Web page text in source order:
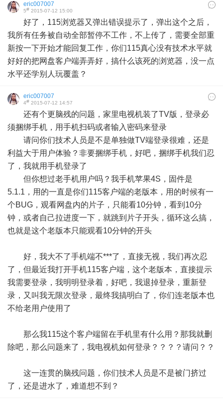
eric007007
5# 2015-07-12 15:00
好了，115浏览器又弹出错误提示了，弹出这个之后，
我所有任务被自动全部暂停不工作，不上传了，需要全部重
新按一下开始才能回复工作，你们115真心没有技术水平就
好好的把网盘客户端弄弄好，搞什么该死的浏览器，没一点
水平还学别人玩覆盖？
eric007007
4# 2015-07-12 14:57
还有个更脑残的问题，家里电视机装了TV版，登录必
须捆绑手机，用手机扫码或者输入密码来登录
请问你们技术人员是不是单独做TV端登录很难，还是
利益大于用户体验？非要捆绑手机，好吧，捆绑手机我们忍
了，我就用手机登录了
但你想过老手机用户吗？我手机苹果4S，固件是
5.1.1，用的一直是你们115客户端的老版本，用的时候有一
个BUG，观看网盘内的片子，只能看10分钟，看到10分
钟，或者自己拉进度一下，就跳到片子开头，循环这么搞，
也就是这个老版本只能观看10分钟的开头
好，我大不了手机端不***了，直接无视，我们再次忍
了，但最近我打开手机115客户端，这个老版本，直接提示
我需要登录，我明明登录着，好吧，我退掉登录，重新登
录，又叫我无限次登录，最终我搞明白了，你们连老版本也
不给老用户使用了
那么我115这个客户端留在手机里有什么用？那我就删
除吧，那么问题来了，我电视机如何登录？？？？请问？？
这一连贯的脑残问题，你们技术人员是不是被门挤过
了，还是进水了，难道想不到？